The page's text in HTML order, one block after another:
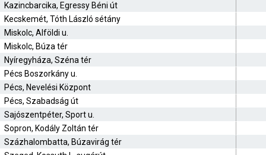
Kazincbarcika, Egressy Béni út
Kecskemét, Tóth László sétány
Miskolc, Alföldi u.
Miskolc, Búza tér
Nyíregyháza, Széna tér
Pécs Boszorkány u.
Pécs, Nevelési Központ
Pécs, Szabadság út
Sajószentpéter, Sport u.
Sopron, Kodály Zoltán tér
Százhalombatta, Búzavirág tér